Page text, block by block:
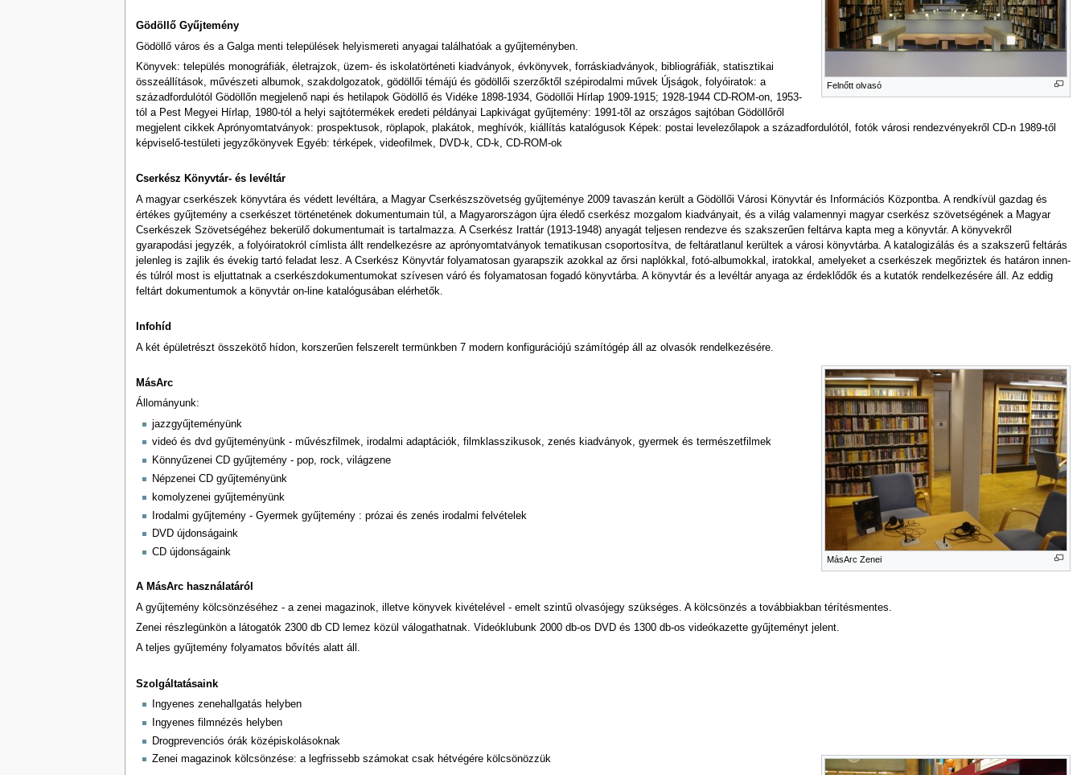
Felnőtt olvasó
Gödöllő Gyűjtemény
Gödöllő város és a Galga menti települések helyismereti anyagai találhatóak a gyűjteményben.
Könyvek: település monográfiák, életrajzok, üzem- és iskolatörténeti kiadványok, évkönyvek, forráskiadványok, bibliográfiák, statisztikai
összeállítások, művészeti albumok, szakdolgozatok, gödöllői témájú és gödöllői szerzőktől szépirodalmi művek Újságok, folyóiratok: a
századfordulótól Gödöllőn megjelenő napi és hetilapok Gödöllő és Vidéke 1898-1934, Gödöllői Hírlap 1909-1915; 1928-1944 CD-ROM-on, 1953-
tól a Pest Megyei Hírlap, 1980-tól a helyi sajtótermékek eredeti példányai Lapkivágat gyűjtemény: 1991-tõl az országos sajtóban Gödöllőről
megjelent cikkek Aprónyomtatványok: prospektusok, röplapok, plakátok, meghívók, kiállítás katalógusok Képek: postai levelezőlapok a századfordulótól, fotók városi rendezvényekről CD-n 1989-től
képviselő-testületi jegyzőkönyvek Egyéb: térképek, videofilmek, DVD-k, CD-k, CD-ROM-ok
Cserkész Könyvtár- és levéltár
A magyar cserkészek könyvtára és védett levéltára, a Magyar Cserkészszövetség gyűjteménye 2009 tavaszán került a Gödöllői Városi Könyvtár és Információs Központba. A rendkívül gazdag és
értékes gyűjtemény a cserkészet történetének dokumentumain túl, a Magyarországon újra éledő cserkész mozgalom kiadványait, és a világ valamennyi magyar cserkész szövetségének a Magyar
Cserkészek Szövetségéhez bekerülő dokumentumait is tartalmazza. A Cserkész Irattár (1913-1948) anyagát teljesen rendezve és szakszerűen feltárva kapta meg a könyvtár. A könyvekről
gyarapodási jegyzék, a folyóiratokról címlista állt rendelkezésre az aprónyomtatványok tematikusan csoportosítva, de feltáratlanul kerültek a városi könyvtárba. A katalogizálás és a szakszerű feltárás
jelenleg is zajlik és évekig tartó feladat lesz. A Cserkész Könyvtár folyamatosan gyarapszik azokkal az őrsi naplókkal, fotó-albumokkal, iratokkal, amelyeket a cserkészek megőriztek és határon innen-
és túlról most is eljuttatnak a cserkészdokumentumokat szívesen váró és folyamatosan fogadó könyvtárba. A könyvtár és a levéltár anyaga az érdeklődők és a kutatók rendelkezésére áll. Az eddig
feltárt dokumentumok a könyvtár on-line katalógusában elérhetők.
Infohíd
A két épületrészt összekötő hídon, korszerűen felszerelt termünkben 7 modern konfigurációjú számítógép áll az olvasók rendelkezésére.
MásArc Zenei
MásArc
Állományunk:
jazzgyűjteményünk
videó és dvd gyűjteményünk - művészfilmek, irodalmi adaptációk, filmklasszikusok, zenés kiadványok, gyermek és természetfilmek
Könnyűzenei CD gyűjtemény - pop, rock, világzene
Népzenei CD gyűjteményünk
komolyzenei gyűjteményünk
Irodalmi gyűjtemény - Gyermek gyűjtemény : prózai és zenés irodalmi felvételek
DVD újdonságaink
CD újdonságaink
A MásArc használatáról
A gyűjtemény kölcsönzéséhez - a zenei magazinok, illetve könyvek kivételével - emelt szintű olvasójegy szükséges. A kölcsönzés a továbbiakban térítésmentes.
Zenei részlegünkön a látogatók 2300 db CD lemez közül válogathatnak. Videóklubunk 2000 db-os DVD és 1300 db-os videókazette gyűjteményt jelent.
A teljes gyűjtemény folyamatos bővítés alatt áll.
Szolgáltatásaink
Ingyenes zenehallgatás helyben
Ingyenes filmnézés helyben
Drogprevenciós órák középiskolásoknak
Zenei magazinok kölcsönzése: a legfrissebb számokat csak hétvégére kölcsönözzük